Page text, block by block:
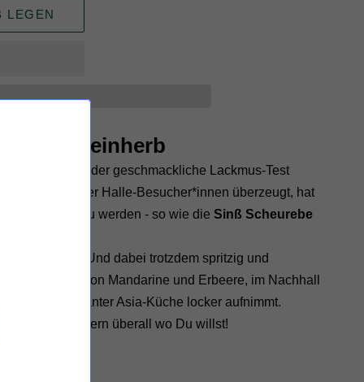
LEGEN
feinherb
Neun ist quasi der geschmackliche Lackmus-Test
Gaumen der Halle-Besucher*innen überzeugt, hat
Größe zu werden - so wie die Sinß Scheurebe
feinherb. Und dabei trotzdem spritzig und
Anklänge von Mandarine und Erbeere, im Nachhall
die es mit pikanter Asia-Küche locker aufnimmt.
Stand, sondern überall wo Du willst!